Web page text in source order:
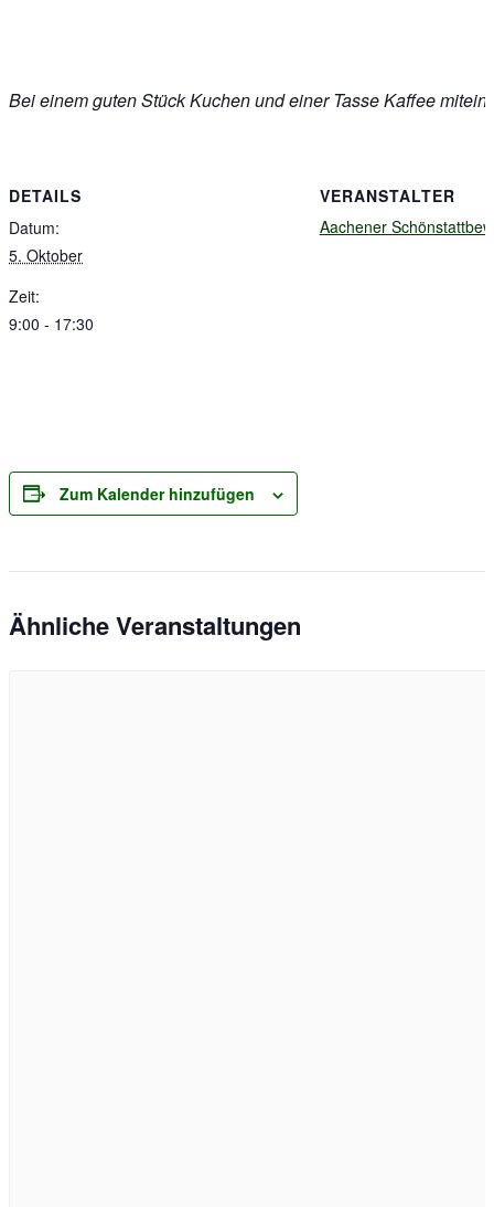
Bei einem guten Stück Kuchen und einer Tasse Kaffee
DETAILS
Datum:
5. Oktober
Zeit:
9:00 - 17:30
VERANSTALTER
Aachener
Zum Kalender hinzufügen
Ähnliche Veranstaltungen